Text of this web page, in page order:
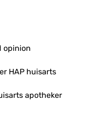
opinion
HAP huisarts
apotheker